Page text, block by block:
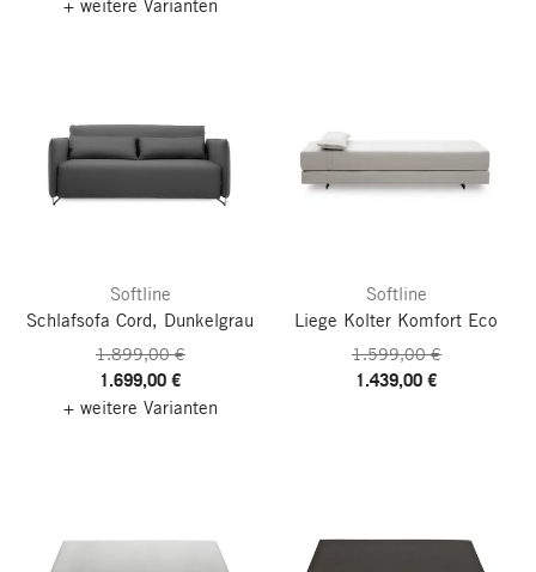
+ weitere Varianten
Softline
Schlafsofa Cord, Dunkelgrau
1.899,00 €
1.699,00 €
+ weitere Varianten
Softline
Liege Kolter Komfort Eco
1.599,00 €
1.439,00 €